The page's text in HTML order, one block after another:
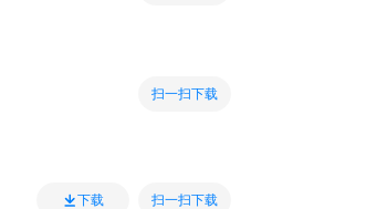
扫一扫下载
下载 扫一扫下载